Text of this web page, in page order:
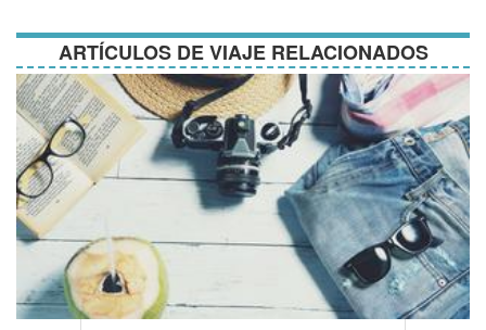
ARTÍCULOS DE VIAJE RELACIONADOS